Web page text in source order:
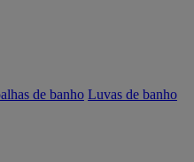
de banho Luvas de banho